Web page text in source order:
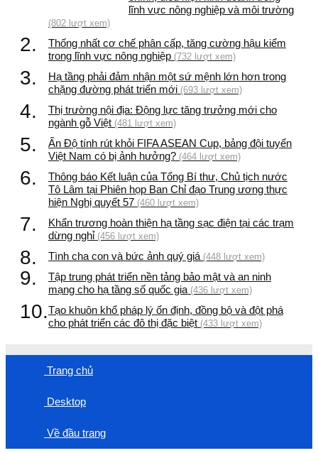
lĩnh vực nông nghiệp và môi trường
(802 lượt xem)
2.
Thống nhất cơ chế phân cấp, tăng cường hậu kiểm
trong lĩnh vực nông nghiệp (732 lượt xem)
3.
Hạ tầng phải đảm nhận một sứ mệnh lớn hơn trong
chặng đường phát triển mới (693 lượt xem)
4.
Thị trường nội địa: Động lực tăng trưởng mới cho
ngành gỗ Việt (481 lượt xem)
5.
Ấn Độ tính rút khỏi FIFA ASEAN Cup, bảng đội tuyển
Việt Nam có bị ảnh hưởng? (464 lượt xem)
6.
Thông báo Kết luận của Tổng Bí thư, Chủ tịch nước
Tô Lâm tại Phiên họp Ban Chỉ đạo Trung ương thực
hiện Nghị quyết 57 (460 lượt xem)
7.
Khẩn trương hoàn thiện hạ tầng sạc điện tại các trạm
dừng nghỉ (456 lượt xem)
8. Tình cha con và bức ảnh quý giá (448 lượt xem)
9.
Tập trung phát triển nền tảng bảo mật và an ninh
mạng cho hạ tầng số quốc gia (436 lượt xem)
10.Tạo khuôn khổ pháp lý ổn định, đồng bộ và đột phá
cho phát triển các đô thị đặc biệt (433 lượt xem)
Trang chủ
Desktop
Về đầu trang